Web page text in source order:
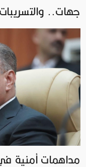
جهات..
مداهمات أمنية